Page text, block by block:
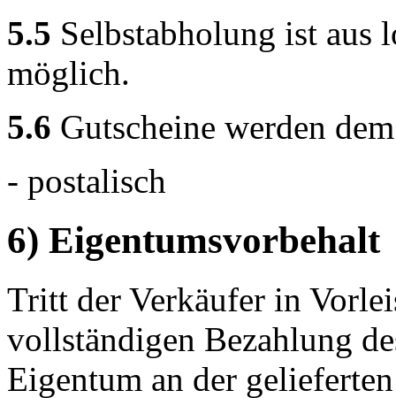
5.5 Selbstabholung ist aus
möglich.
5.6 Gutscheine werden
- postalisch
6) Eigentumsvorbehalt
Tritt der Verkäufer in
vollständigen Bezahlung
Eigentum an der